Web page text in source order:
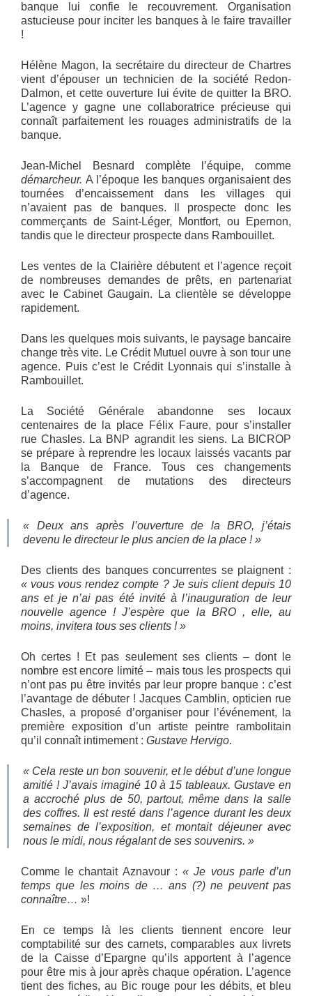
banque lui confie le recouvrement. Organisation
astucieuse pour inciter les banques à le faire travailler
!
Hélène Magon, la secrétaire du directeur de Chartres
vient d’épouser un technicien de la société Redon-
Dalmon, et cette ouverture lui évite de quitter la BRO.
L’agence y gagne une collaboratrice précieuse qui
connaît parfaitement les rouages administratifs de la
banque.
Jean-Michel Besnard complète l’équipe, comme
démarcheur.A l’époque les banques organisaient des
tournées d’encaissement dans les villages qui
n’avaient pas de banques. Il prospecte donc les
commerçants de Saint-Léger, Montfort, ou Epernon,
tandis que le directeur prospecte dans Rambouillet.
Les ventes de la Clairière débutent et l’agence reçoit
de nombreuses demandes de prêts, en partenariat
avec le Cabinet Gaugain. La clientèle se développe
rapidement.
Dans les quelques mois suivants, le paysage bancaire
change très vite. Le Crédit Mutuel ouvre à son tour une
agence. Puis c’est le Crédit Lyonnais qui s’installe à
Rambouillet.
La Société Générale abandonne ses locaux
centenaires de la place Félix Faure, pour s’installer
rue Chasles. La BNP agrandit les siens. La BICROP
se prépare à reprendre les locaux laissés vacants par
la Banque de France. Tous ces changements
s’accompagnent de mutations des directeurs
d’agence.
« Deux ans après l’ouverture de la BRO, j’étais
devenu le directeur le plus ancien de la place ! »
Des clients des banques concurrentes se plaignent :
« vous vous rendez compte ? Je suis client depuis 10
ans et je n’ai pas été invité à l’inauguration de leur
nouvelle agence ! J’espère que la BRO , elle, au
moins, invitera tous ses clients ! »
Oh certes ! Et pas seulement ses clients – dont le
nombre est encore limité – mais tous les prospects qui
n’ont pas pu être invités par leur propre banque : c’est
l’avantage de débuter ! Jacques Camblin, opticien rue
Chasles, a proposé d’organiser pour l’événement, la
première exposition d’un artiste peintre rambolitain
qu’il connaît intimement : Gustave Hervigo.
« Cela reste un bon souvenir, et le début d’une longue
amitié ! J’avais imaginé 10 à 15 tableaux. Gustave en
a accroché plus de 50, partout, même dans la salle
des coffres. Il est resté dans l’agence durant les deux
semaines de l’exposition, et montait déjeuner avec
nous le midi, nous régalant de ses souvenirs. »
Comme le chantait Aznavour :« Je vous parle d’un
temps que les moins de … ans (?) ne peuvent pas
connaître… »!
En ce temps là les clients tiennent encore leur
comptabilité sur des carnets, comparables aux livrets
de la Caisse d’Epargne qu’ils apportent à l’agence
pour être mis à jour après chaque opération. L’agence
tient des fiches, au Bic rouge pour les débits, et bleu